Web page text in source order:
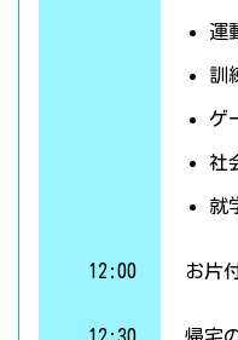
運
訓
ゲ
社
就
12:00 お片